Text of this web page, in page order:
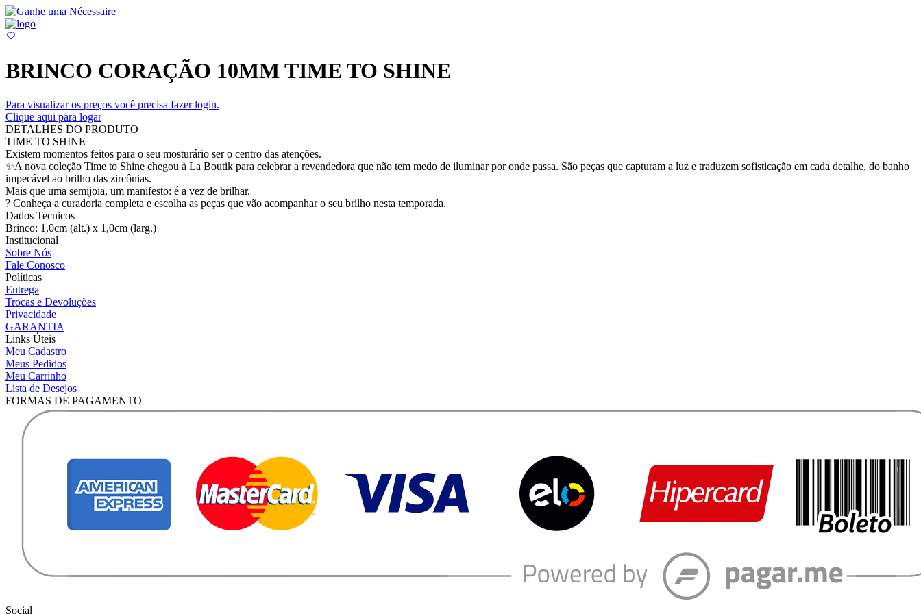
BRINCO CORAÇÃO 10MM TIME TO SHINE
Para visualizar os preços você precisa fazer login.
Clique aqui para logar
DETALHES DO PRODUTO
TIME TO SHINE
Existem momentos feitos para o seu mosturário ser o centro das atenções.
✨A nova coleção Time to Shine chegou à La Boutik para celebrar a revendedora que não tem medo de iluminar por onde passa. São peças que capturam a luz e traduzem sofisticação em cada detalhe, do banho
impecável ao brilho das zircônias.
Mais que uma semijoia, um manifesto: é a vez de brilhar.
? Conheça a curadoria completa e escolha as peças que vão acompanhar o seu brilho nesta temporada.
Dados Tecnicos
Brinco: 1,0cm (alt.) x 1,0cm (larg.)
Institucional
Sobre Nós
Fale Conosco
Políticas
Entrega
Trocas e Devoluções
Privacidade
GARANTIA
Links Úteis
Meu Cadastro
Meus Pedidos
Meu Carrinho
Lista de Desejos
FORMAS DE PAGAMENTO
Social